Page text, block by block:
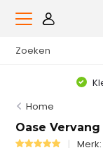
Home
Oase